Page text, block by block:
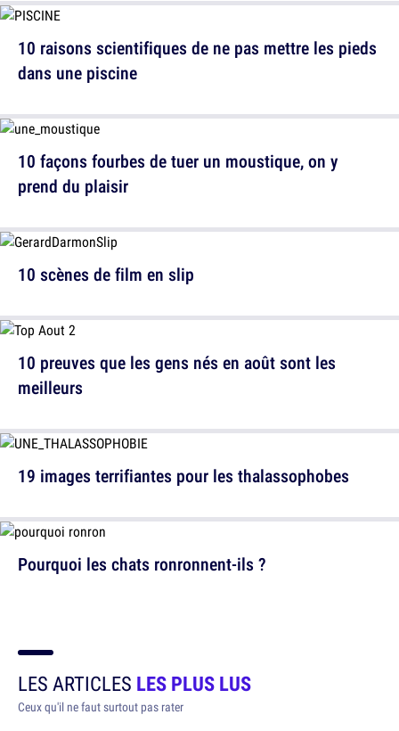
10 raisons scientifiques de ne pas mettre les pieds
dans une piscine
10 scènes de film en slip
19 images terrifiantes pour les thalassophobes
10 façons fourbes de tuer un moustique, on y
prend du plaisir
10 preuves que les gens nés en août sont les
meilleurs
Pourquoi les chats ronronnent-ils ?
LES ARTICLES LES PLUS LUS
Ceux qu'il ne faut surtout pas rater